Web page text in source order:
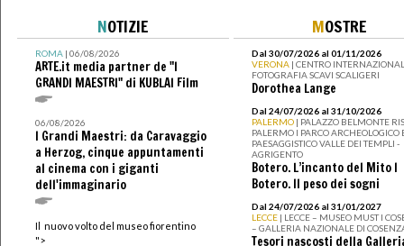
NOTIZIE
ROMA| 06/08/2026
ARTE.it media partner de "I
GRANDI MAESTRI" di KUBLAI Film
06/08/2026
I Grandi Maestri: da Caravaggio
a Herzog, cinque appuntamenti
al cinema con i giganti
dell'immaginario
Il nuovo volto del museo fiorentino
">
MOSTRE
Dal 30/07/2026 al 01/11/2026
VERONA | CENTRO
FOTOGRAFIA SCAVI SCALIGERI
Dorothea Lange
Dal 24/07/2026 al 31/10/2026
PALERMO | PALAZZO BELMONTE
PALERMO I PARCO ARCHEOLOGICO
PAESAGGISTICO VALLE DEI TEMPLI -
AGRIGENTO
Botero. L’incanto del Mito I
Botero. Il peso dei sogni
Dal 24/07/2026 al 31/01/2027
LECCE | LECCE – MUSEO MUST I
– GALLERIA NAZIONALE DI
Tesori nascosti della